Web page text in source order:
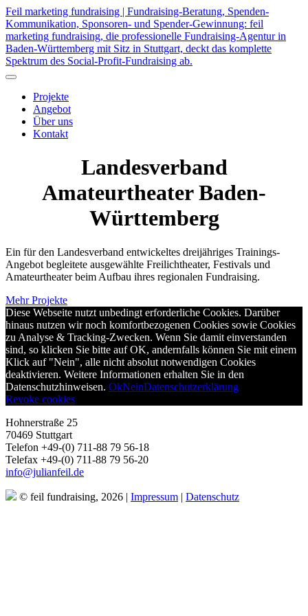
Feil marketing fundraising | Fundraising-Beratung, Spenden-
Kommunikation, Sponsoren- und Spender-Gewinnung: feil
marketing fundraising, die professionelle Fundraising-Agentur in
Baden-Württemberg mit Sitz in Stuttgart, deckt das komplette
Spektrum des Social-Profit-Fundraising ab.
Projekte
Angebot
Über uns
Kontakt
Landesverband
AmateurtheaterBaden-
Württemberg
Ein für den Landesverband entwickeltes dreijähriges Trainings-
Angebot begleitete ausgewählte Freilichtheater, Festivals und
Amateurtheater beim Aufbau ihres regionalen Fundraising.
Mehr Projekte
Diese Webseite nutzt unbedingt erforderliche Cookies. Darüber
hinaus nutzen wir noch komfortbezogenen Cookies sowie Cookies
zu Analyse & Tracking-Zwecken. Wenn Sie damit einverstanden
sind, so klicken Sie bitte auf OK, andernfalls können Sie mit einem
Klick auf "Nein", alle nicht absolut notwendigen Cookies
deaktivieren. Weitere Informationen erhalten Sie in den
Datenschutzhinweisen. OkNeinDatenschutzerklärung
Revoke cookies
Hohnerstraße 25
70469 Stuttgart
Telefon +49-(0) 711-88 79 56-18
Telefax +49-(0) 711-88 79 56-20
info@julianfeil.de
© feil fundraising, 2026 | Impressum | Datenschutz